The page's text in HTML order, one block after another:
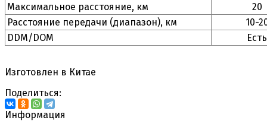
Максимальное расстояние, км
20
Расстояние передачи (диапазон), км
10-
DDM/DOM
Есть
Изготовлен в Китае
Поделиться:
Информация